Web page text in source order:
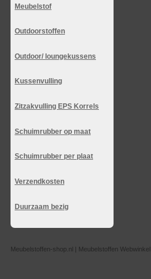
Meubelstof
Outdoorstoffen
Outdoor/ loungekussens
Kussenvulling
Zitzakvulling EPS Korrels
Schuimrubber op maat
Schuimrubber per plaat
Verzendkosten
Duurzaam bezig
Meubelstoffen-shop.nl | Meubelstoffen Webwinkel